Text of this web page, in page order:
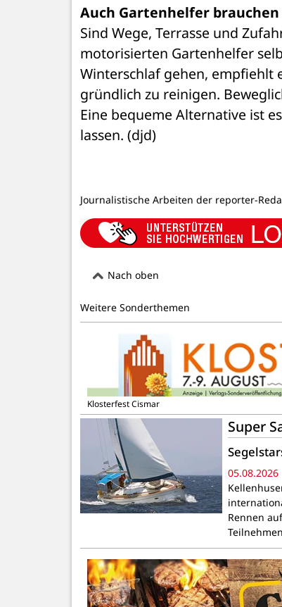
Auch Gartenhelfer brauchen
Sind Wege, Terrasse und
motorisierten Gartenhelfer
Winterschlaf gehen, empfiehlt
gründlich zu reinigen.
Eine bequeme Alternative ist
lassen. (djd)
Journalistische Arbeiten der reporter-
Nach oben
Weitere Sonderthemen
Klosterfest Cismar
Super
05.08.2026
Rennen